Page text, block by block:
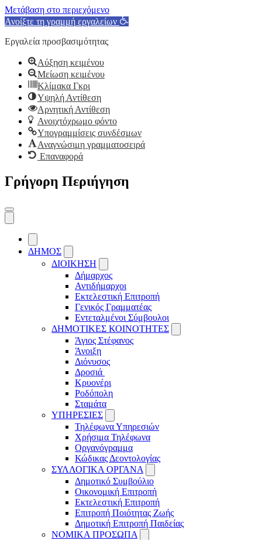
Μετάβαση στο περιεχόμενο
Ανοίξτε τη γραμμή εργαλείων
Εργαλεία προσβασιμότητας
Αύξηση κειμένου
Μείωση κειμένου
Κλίμακα Γκρι
Υψηλή Αντίθεση
Αρνητική Αντίθεση
Ανοιχτόχρωμο φόντο
Υπογραμμίσεις συνδέσμων
Αναγνώσιμη γραμματοσειρά
Επαναφορά
Γρήγορη Περιήγηση
ΔΗΜΟΣ
ΔΙΟΙΚΗΣΗ
Δήμαρχος
Αντιδήμαρχοι
Εκτελεστική Επιτροπή
Γενικός Γραμματέας
Εντεταλμένοι Σύμβουλοι
ΔΗΜΟΤΙΚΕΣ ΚΟΙΝΟΤΗΤΕΣ
Άγιος Στέφανος
Άνοιξη
Διόνυσος
Δροσιά
Κρυονέρι
Ροδόπολη
Σταμάτα
ΥΠΗΡΕΣΙΕΣ
Τηλέφωνα Υπηρεσιών
Χρήσιμα Τηλέφωνα
Οργανόγραμμα
Κώδικας Δεοντολογίας
ΣΥΛΛΟΓΙΚΑ ΟΡΓΑΝΑ
Δημοτικό Συμβούλιο
Οικονομική Επιτροπή
Εκτελεστική Επιτροπή
Επιτροπή Ποιότητας Ζωής
Δημοτική Επιτροπή Παιδείας
ΝΟΜΙΚΑ ΠΡΟΣΩΠΑ